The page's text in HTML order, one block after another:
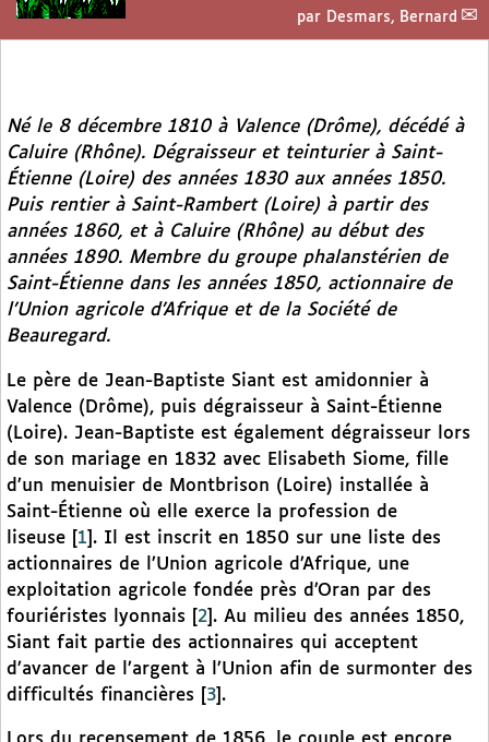
par Desmars, Bernard
Né le 8 décembre 1810 à Valence (Drôme), décédé à
Caluire (Rhône). Dégraisseur et teinturier à Saint-
Étienne (Loire) des années 1830 aux années 1850.
Puis rentier à Saint-Rambert (Loire) à partir des
années 1860, et à Caluire (Rhône) au début des
années 1890. Membre du groupe phalanstérien de
Saint-Étienne dans les années 1850, actionnaire de
l’Union agricole d’Afrique et de la Société de
Beauregard.
Le père de Jean-Baptiste Siant est amidonnier à
Valence (Drôme), puis dégraisseur à Saint-Étienne
(Loire). Jean-Baptiste est également dégraisseur lors
de son mariage en 1832 avec Elisabeth Siome, fille
d’un menuisier de Montbrison (Loire) installée à
Saint-Étienne où elle exerce la profession de
liseuse
1 . Il est inscrit en 1850 sur une liste des
actionnaires de l’Union agricole d’Afrique, une
exploitation agricole fondée près d’Oran par des
fouriéristes lyonnais
2 . Au milieu des années 1850,
Siant fait partie des actionnaires qui acceptent
d’avancer de l’argent à l’Union afin de surmonter des
difficultés financières
3 .